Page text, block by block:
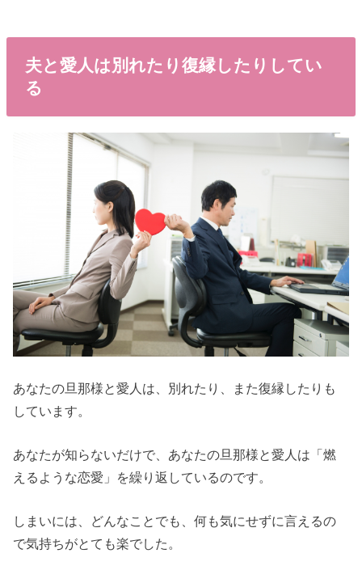
夫と愛人は別れたり復縁したりしてい
る
あなたの旦那様と愛人は、別れたり、また復縁したりも
しています。
あなたが知らないだけで、あなたの旦那様と愛人は「燃
えるような恋愛」を繰り返しているのです。
しまいには、どんなことでも、何も気にせずに言えるの
で気持ちがとても楽でした。